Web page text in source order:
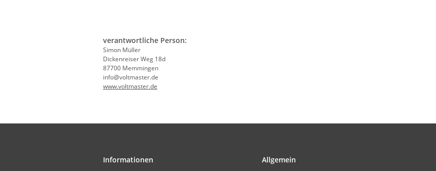
verantwortliche Person:
Simon Müller
Dickenreiser Weg 18d
87700 Memmingen
info@voltmaster.de
www.voltmaster.de
Informationen Allgemein